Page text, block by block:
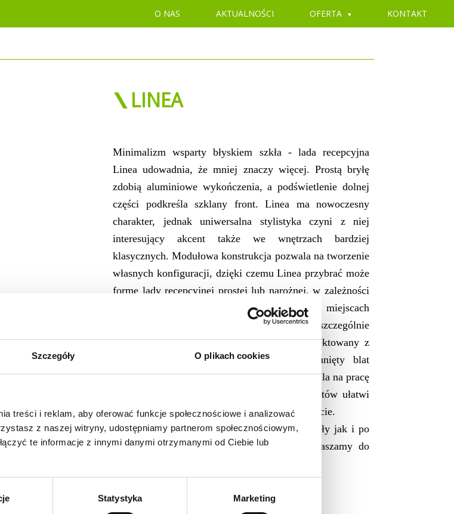
Szczegóły O plikach cookies
treści i reklam, aby oferować funkcje społecznościowe i analizować
z naszej witryny, udostępniamy partnerom społecznościowym,
te informacje z innymi danymi otrzymanymi od Ciebie lub
Statystyka Marketing
O NAS AKTUALNOŚCI OFERTA KONTAKT
LINEA
Minimalizm wsparty błyskiem szkła - lada recepcyjna
Linea udowadnia, że mniej znaczy więcej. Prostą bryłę
zdobią aluminiowe wykończenia, a podświetlenie dolnej
części podkreśla szklany front. Linea ma nowoczesny
charakter, jednak uniwersalna stylistyka czyni z niej
interesujący akcent także we wnętrzach bardziej
klasycznych. Modułowa konstrukcja pozwala na tworzenie
własnych konfiguracji, dzięki czemu Linea przybrać może
formę lady recepcyjnej prostej lub narożnej, w zależności
od funkcji i wielkości pomieszczenia. W miejscach
dłuższego kontaktu z klientem sprawdza się szczególnie
układ wykorzystujący niższy element, zaprojektowany z
myślą o osobach niepełnosprawnych. Wysunięty blat
zwiększa funkcjonalność. Wyższy moduł pozwala na pracę
w pozycji stojącej. Uporządkowanie dokumentów ułatwi
pojemna szafa żaluzjowa lub małe szafki na blacie.
Zdjęcia przedstawiają część oferty, po szczegóły jak i po
szerszą gamę prezentowanego produktu, zapraszamy do